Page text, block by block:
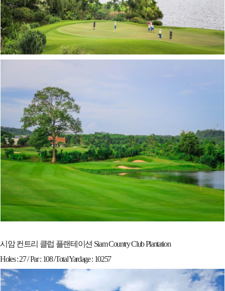
시암 컨트리 클럽 플랜테이션 Siam Country Club Plantation
Holes : 27 / Par : 108 /Total Yardage : 10257